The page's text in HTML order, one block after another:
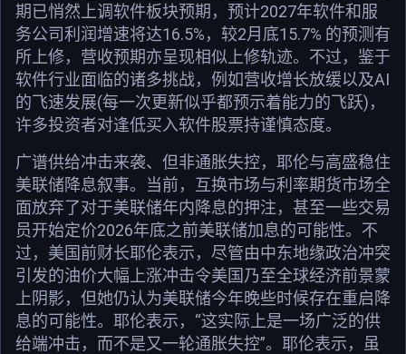
期已悄然上调软件板块预期，预计2027年软件和服
务公司利润增速将达16.5%，较2月底15.7% 的预测有
所上修，营收预期亦呈现相似上修轨迹。不过，鉴于
软件行业面临的诸多挑战，例如营收增长放缓以及AI
的飞速发展(每一次更新似乎都预示着能力的飞跃)，
许多投资者对逢低买入软件股票持谨慎态度。
广谱供给冲击来袭、但非通胀失控，耶伦与高盛稳住
美联储降息叙事。当前，互换市场与利率期货市场全
面放弃了对于美联储年内降息的押注，甚至一些交易
员开始定价2026年底之前美联储加息的可能性。不
过，美国前财长耶伦表示，尽管由中东地缘政治冲突
引发的油价大幅上涨冲击令美国乃至全球经济前景蒙
上阴影，但她仍认为美联储今年晚些时候存在重启降
息的可能性。耶伦表示，“这实际上是一场广泛的供
给端冲击，而不是又一轮通胀失控”。耶伦表示，虽